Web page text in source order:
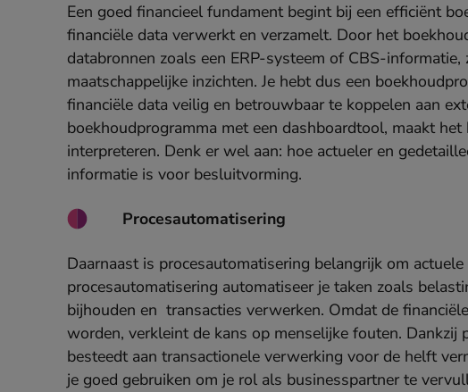
Een goed financieel fundament begint bij een efficiënt
financiële data verwerkt en verzamelt. Door het
databronnen zoals een ERP-systeem of CBS-
maatschappelijke inzichten. Je hebt dus een
financiële data veilig en betrouwbaar te koppelen aan
boekhoudprogramma met een dashboardtool, maakt
interpreteren. Denk er wel aan: hoe actueler en
informatie is voor besluitvorming.
Procesautomatisering
Daarnaast is procesautomatisering belangrijk om
procesautomatisering automatiseer je taken zoals
bijhouden en transacties verwerken. Omdat de
worden, verkleint de kans op menselijke fouten. Dankzij
besteedt aan transactionele verwerking voor de helft
je goed gebruiken om je rol als businesspartner te